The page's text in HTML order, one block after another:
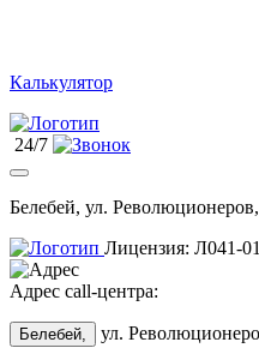
Калькулятор
24/7
Белебей, ул.
Лицензия: Л041-
Адрес call-центра:
Белебей, ул.